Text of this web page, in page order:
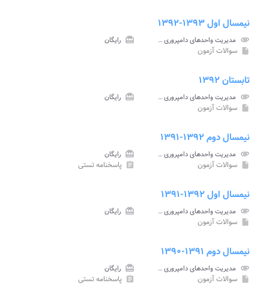
نیمسال اول ۱۳۹۳-۱۳۹۲
attachment مدیریت واحدهای دامپروری پیام نور card_giftcard رایگان
insert_drive_file سوالات آزمون
تابستان ۱۳۹۲
attachment مدیریت واحدهای دامپروری پیام نور card_giftcard رایگان
insert_drive_file سوالات آزمون
نیمسال دوم ۱۳۹۲-۱۳۹۱
attachment مدیریت واحدهای دامپروری پیام نور card_giftcard رایگان
insert_drive_file سوالات آزمون assignment پاسخنامه تستی
نیمسال اول ۱۳۹۲-۱۳۹۱
attachment مدیریت واحدهای دامپروری پیام نور card_giftcard رایگان
insert_drive_file سوالات آزمون
نیمسال دوم ۱۳۹۱-۱۳۹۰
attachment مدیریت واحدهای دامپروری پیام نور card_giftcard رایگان
insert_drive_file سوالات آزمون assignment پاسخنامه تستی